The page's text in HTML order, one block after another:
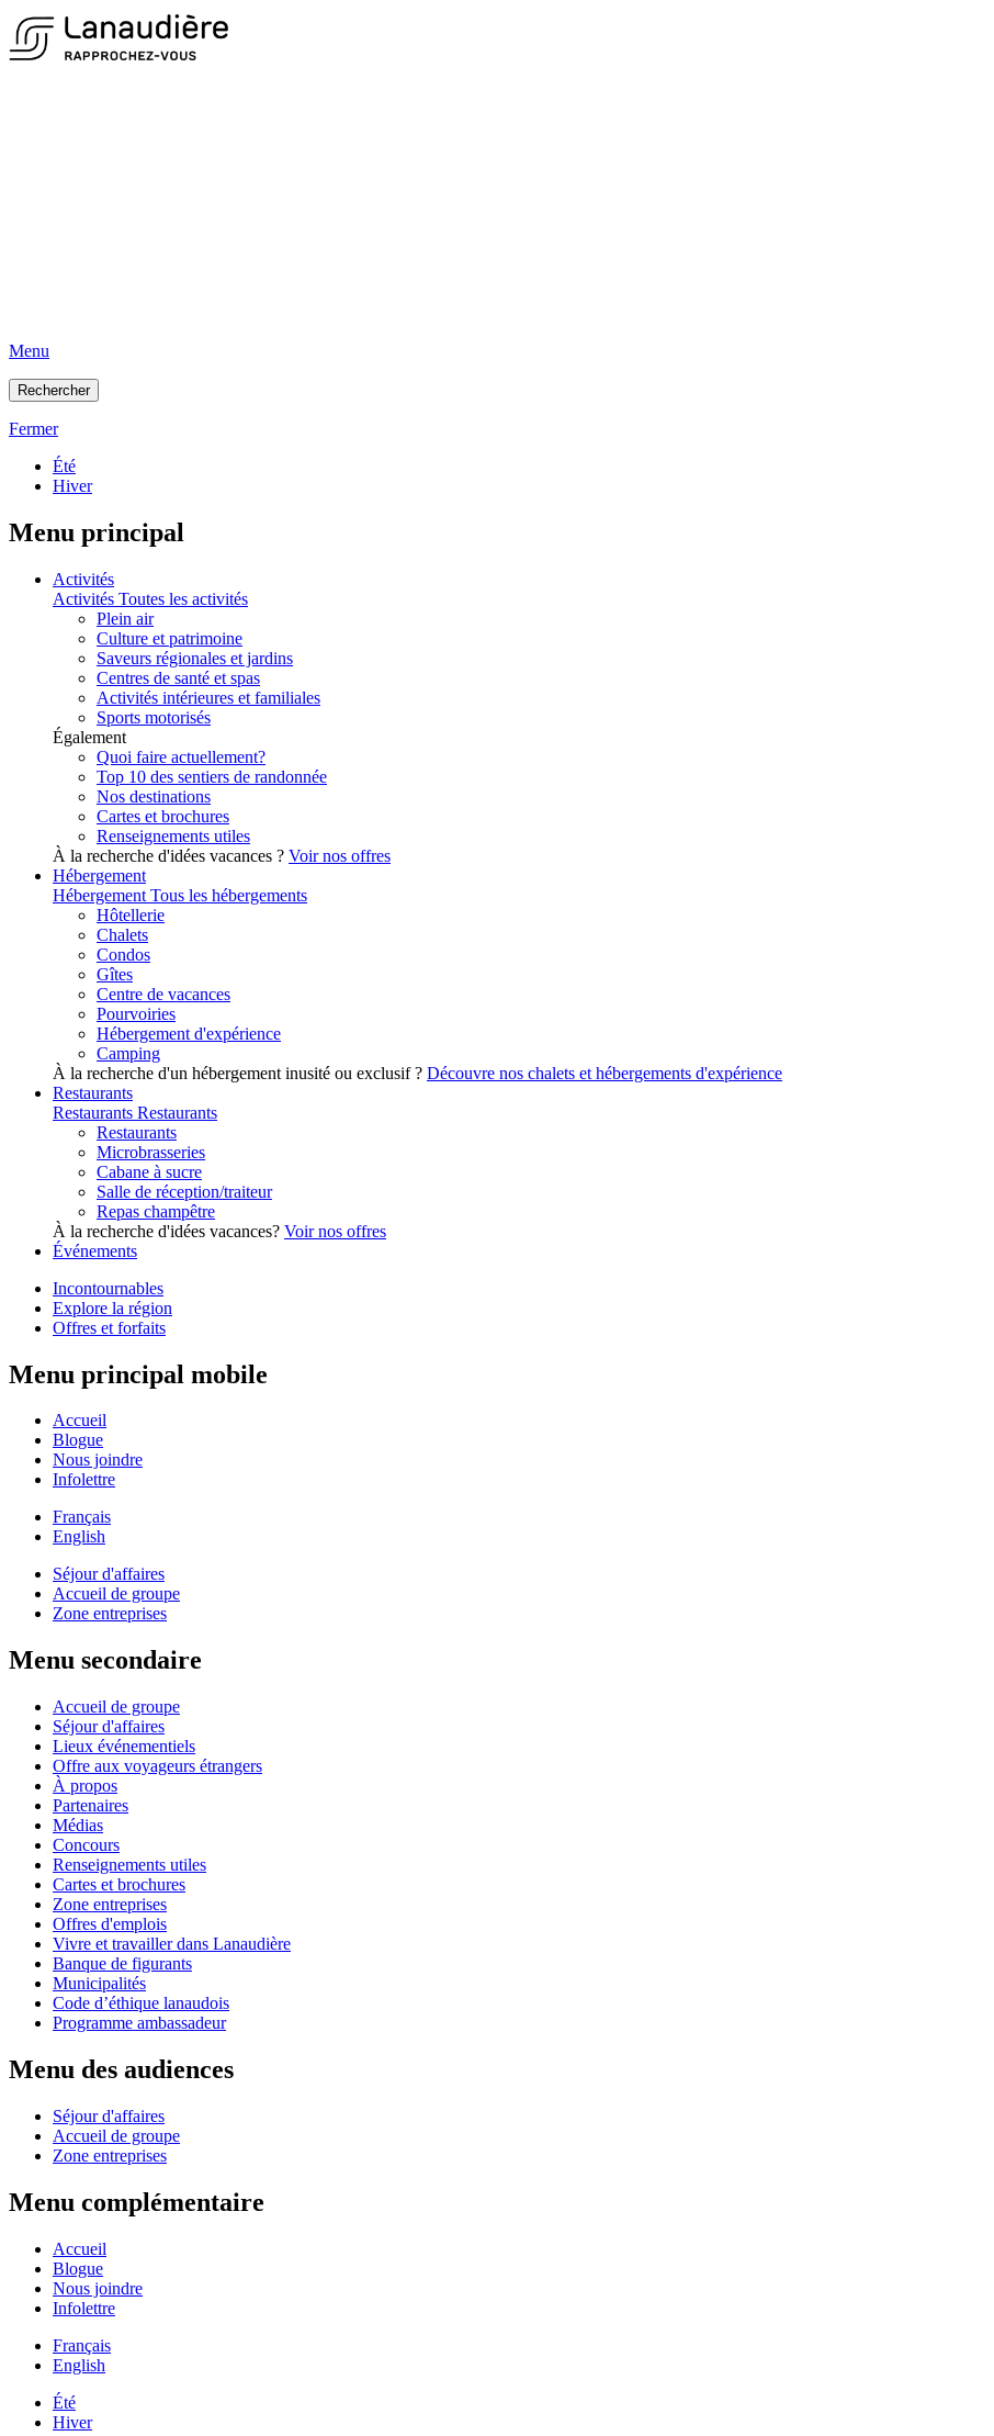
Menu
Rechercher
Fermer
Été
Hiver
Menu principal
Activités
Activités Toutes les activités
Plein air
Culture et patrimoine
Saveurs régionales et jardins
Centres de santé et spas
Activités intérieures et familiales
Sports motorisés
Également
Quoi faire actuellement?
Top 10 des sentiers de randonnée
Nos destinations
Cartes et brochures
Renseignements utiles
À la recherche d'idées vacances ? Voir nos offres
Hébergement
Hébergement Tous les hébergements
Hôtellerie
Chalets
Condos
Gîtes
Centre de vacances
Pourvoiries
Hébergement d'expérience
Camping
À la recherche d'un hébergement inusité ou exclusif ? Découvre nos chalets et hébergements d'expérience
Restaurants
Restaurants Restaurants
Restaurants
Microbrasseries
Cabane à sucre
Salle de réception/traiteur
Repas champêtre
À la recherche d'idées vacances? Voir nos offres
Événements
Incontournables
Explore la région
Offres et forfaits
Menu principal mobile
Accueil
Blogue
Nous joindre
Infolettre
Français
English
Séjour d'affaires
Accueil de groupe
Zone entreprises
Menu secondaire
Accueil de groupe
Séjour d'affaires
Lieux événementiels
Offre aux voyageurs étrangers
À propos
Partenaires
Médias
Concours
Renseignements utiles
Cartes et brochures
Zone entreprises
Offres d'emplois
Vivre et travailler dans Lanaudière
Banque de figurants
Municipalités
Code d’éthique lanaudois
Programme ambassadeur
Menu des audiences
Séjour d'affaires
Accueil de groupe
Zone entreprises
Menu complémentaire
Accueil
Blogue
Nous joindre
Infolettre
Français
English
Été
Hiver